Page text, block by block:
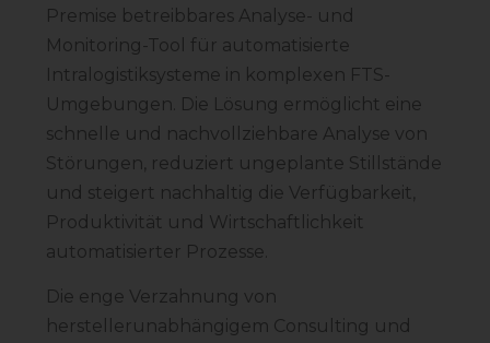
Premise betreibbares Analyse- und
Monitoring-Tool für automatisierte
Intralogistiksysteme in komplexen FTS-
Umgebungen. Die Lösung ermöglicht eine
schnelle und nachvollziehbare Analyse von
Störungen, reduziert ungeplante Stillstände
und steigert nachhaltig die Verfügbarkeit,
Produktivität und Wirtschaftlichkeit
automatisierter Prozesse.
Die enge Verzahnung von
herstellerunabhängigem Consulting und